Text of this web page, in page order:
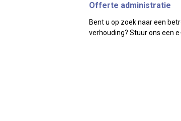
Offerte administratie
Bent u op zoek naar een
verhouding? Stuur ons een